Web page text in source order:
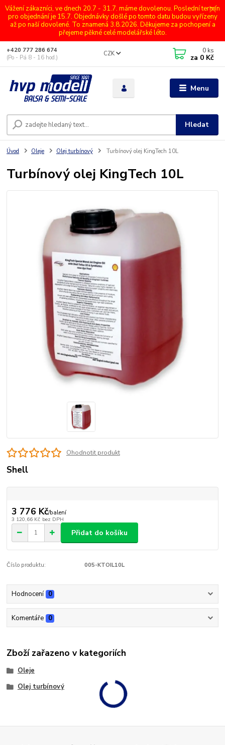
Vážení zákazníci, ve dnech 20.7 - 31.7. máme dovolenou. Poslední termín
pro objednání je 15.7. Objednávky došlé po tomto datu budou vyřízeny
až po naší dovolené. To znamená 3.8.2026. Děkujeme za pochopení a
přejeme pěkné celé modelářské léto.
Menu
CZK
Hledat
+420 777 286 674
(Po - Pá 8 - 16 hod.)
0 ks
za 0 Kč
Úvod Oleje Olej turbínový Turbínový olej KingTech 10L
Turbínový olej KingTech 10L
Ohodnotit produkt
Shell
3 776 Kč/balení
3 120,66 Kč bez DPH
Přidat do košíku
Číslo produktu: 005-KTOIL10L
Hodnocení 0
Komentáře 0
Zboží zařazeno v kategoriích
Oleje
Olej turbínový